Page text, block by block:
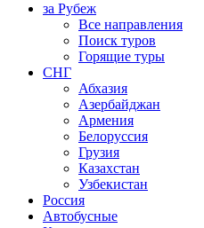
за Рубеж
Все направления
Поиск туров
Горящие туры
СНГ
Абхазия
Азербайджан
Армения
Белоруссия
Грузия
Казахстан
Узбекистан
Россия
Автобусные